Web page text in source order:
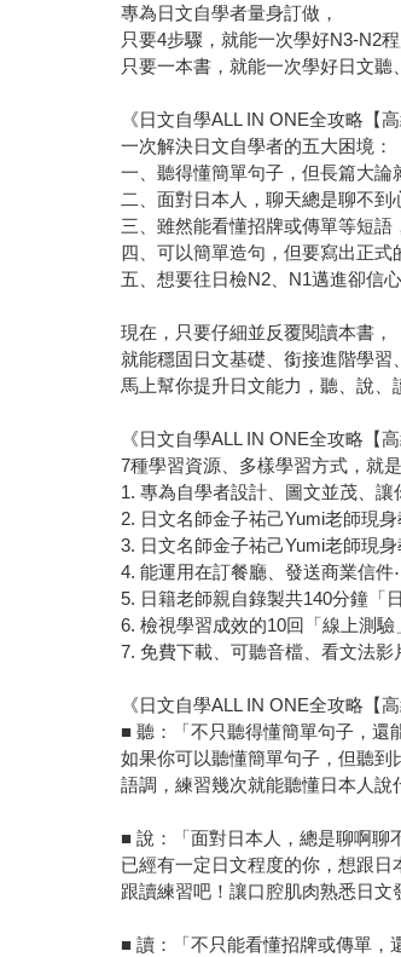
專為日文自學者量身訂做，
只要4步驟，就能一次學好N3-N2程
只要一本書，就能一次學好日文聽
《日文自學ALL IN ONE全攻略【高
一次解決日文自學者的五大困境：
一、聽得懂簡單句子，但長篇大論
二、面對日本人，聊天總是聊不到
三、雖然能看懂招牌或傳單等短語
四、可以簡單造句，但要寫出正式
五、想要往日檢N2、N1邁進卻信
現在，只要仔細並反覆閱讀本書，
就能穩固日文基礎、銜接進階學習
馬上幫你提升日文能力，聽、說、
《日文自學ALL IN ONE全攻略【
7種學習資源、多樣學習方式，就
1. 專為自學者設計、圖文並茂、
2. 日文名師金子祐己Yumi老師現
3. 日文名師金子祐己Yumi老師現
4. 能運用在訂餐廳、發送商業信
5. 日籍老師親自錄製共140分鐘「
6. 檢視學習成效的10回「線上測驗
7. 免費下載、可聽音檔、看文法影
《日文自學ALL IN ONE全攻略【
■ 聽：「不只聽得懂簡單句子，還
如果你可以聽懂簡單句子，但聽
語調，練習幾次就能聽懂日本人說
■ 說：「面對日本人，總是聊啊聊
已經有一定日文程度的你，想跟
跟讀練習吧！讓口腔肌肉熟悉日文
■ 讀：「不只能看懂招牌或傳單，